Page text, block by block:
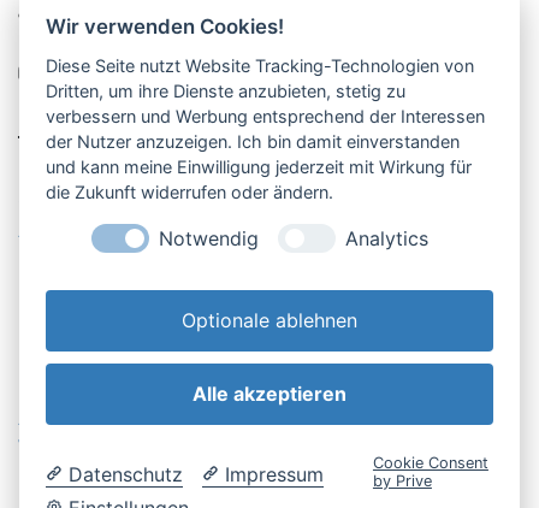
Pucher Straße 10, Fürstenfeldbruck
08141-12269
shop@englschalk.de
Öffnungszeiten
Anfahrt & Kontakt
Retouren-Portal
AGB & Kundeninfo
Widerrufsbelehrung
Datenschutzerklärung
Wir verwenden Cookies!
Diese Seite nutzt Website Tracking-Technologien von
Dritten, um ihre Dienste anzubieten, stetig zu
verbessern und Werbung entsprechend der Interessen
der Nutzer anzuzeigen. Ich bin damit einverstanden
und kann meine Einwilligung jederzeit mit Wirkung für
die Zukunft widerrufen oder ändern.
Notwendig Analytics
Optionale ablehnen
Alle akzeptieren
Datenschutz
Impressum
Cookie Consent
by Prive